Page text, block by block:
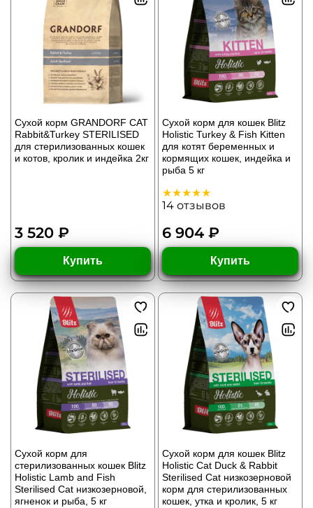
Сухой корм GRANDORF CAT
Rabbit&Turkey STERILISED
для стерилизованных кошек
и котов, кролик и индейка 2кг
3 520 ₽
Купить
Сухой корм для кошек Blitz
Holistic Turkey & Fish Kitten
для котят беременных и
кормящих кошек, индейка и
рыба 5 кг
14 отзывов
6 904 ₽
Купить
Сухой корм для
стерилизованных кошек Blitz
Holistic Lamb and Fish
Sterilised Cat низкозерновой,
ягненок и рыба, 5 кг
Сухой корм для кошек Blitz
Holistic Cat Duck & Rabbit
Sterilised Cat низкозерновой
корм для стерилизованных
кошек, утка и кролик, 5 кг